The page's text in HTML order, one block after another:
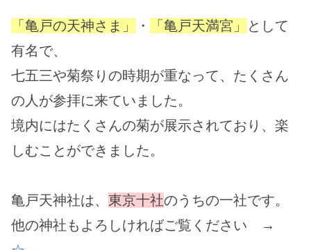
「亀戸の天神さま」 ・ 「亀戸天満宮」
として
有名で、
七五三や菊祭りの時期が重なって、たくさん
の人が参拝に来ていました。
境内にはたくさんの菊が展示されており、楽
しむことができました。
亀戸天神社は、 東京十社のうちの一社です。
他の神社もよろしければご覧ください →